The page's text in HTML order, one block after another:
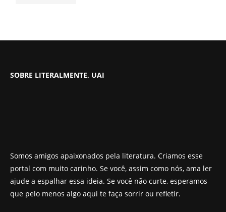
SOBRE LITERALMENTE, UAI
Somos amigos apaixonados pela literatura. Criamos esse
portal com muito carinho. Se você, assim como nós, ama ler
ajude a espalhar essa ideia. Se você não curte, esperamos
que pelo menos algo aqui te faça sorrir ou refletir.